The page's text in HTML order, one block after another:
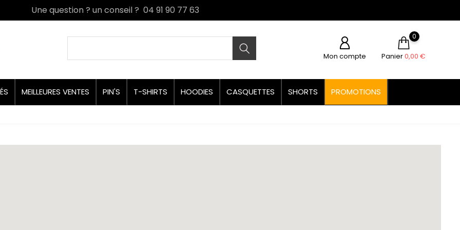
Une question ? un conseil ? 04 91 90 77 63
Mon compte
0
Panier0,00 €
MEILLEURES VENTES PIN'S T-SHIRTS HOODIES CASQUETTES SHORTS PROMOTIONS